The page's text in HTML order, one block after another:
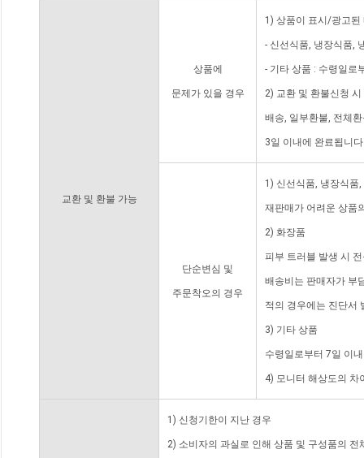
교환 및 환불 가능
상품에
문제가 있을 경우
1) 상품이 표시/광고된
- 신선식품, 냉장식품,
- 기타 상품 : 수령일로
2) 교환 및 환불신청
배송, 일부환불, 전체
3일 이내에 완료됩니
단순변심 및
주문착오의 경우
1) 신선식품, 냉장식품
재판매가 어려운 상품
2) 화장품
피부 트러블 발생 시
배송비는 판매자가 부
적의 경우에는 진단서
3) 기타 상품
수령일로부터 7일 이
4) 모니터 해상도의 차
1) 신청기한이 지난 경우
2) 소비자의 과실로 인해 상품 및 구성품의